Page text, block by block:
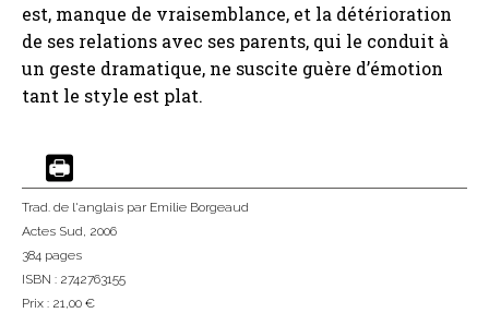
est, manque de vraisemblance, et la détérioration
de ses relations avec ses parents, qui le conduit à
un geste dramatique, ne suscite guère d’émotion
tant le style est plat.
Trad. de l'anglais par Emilie Borgeaud
Actes Sud, 2006
384 pages
ISBN : 2742763155
Prix : 21,00 €